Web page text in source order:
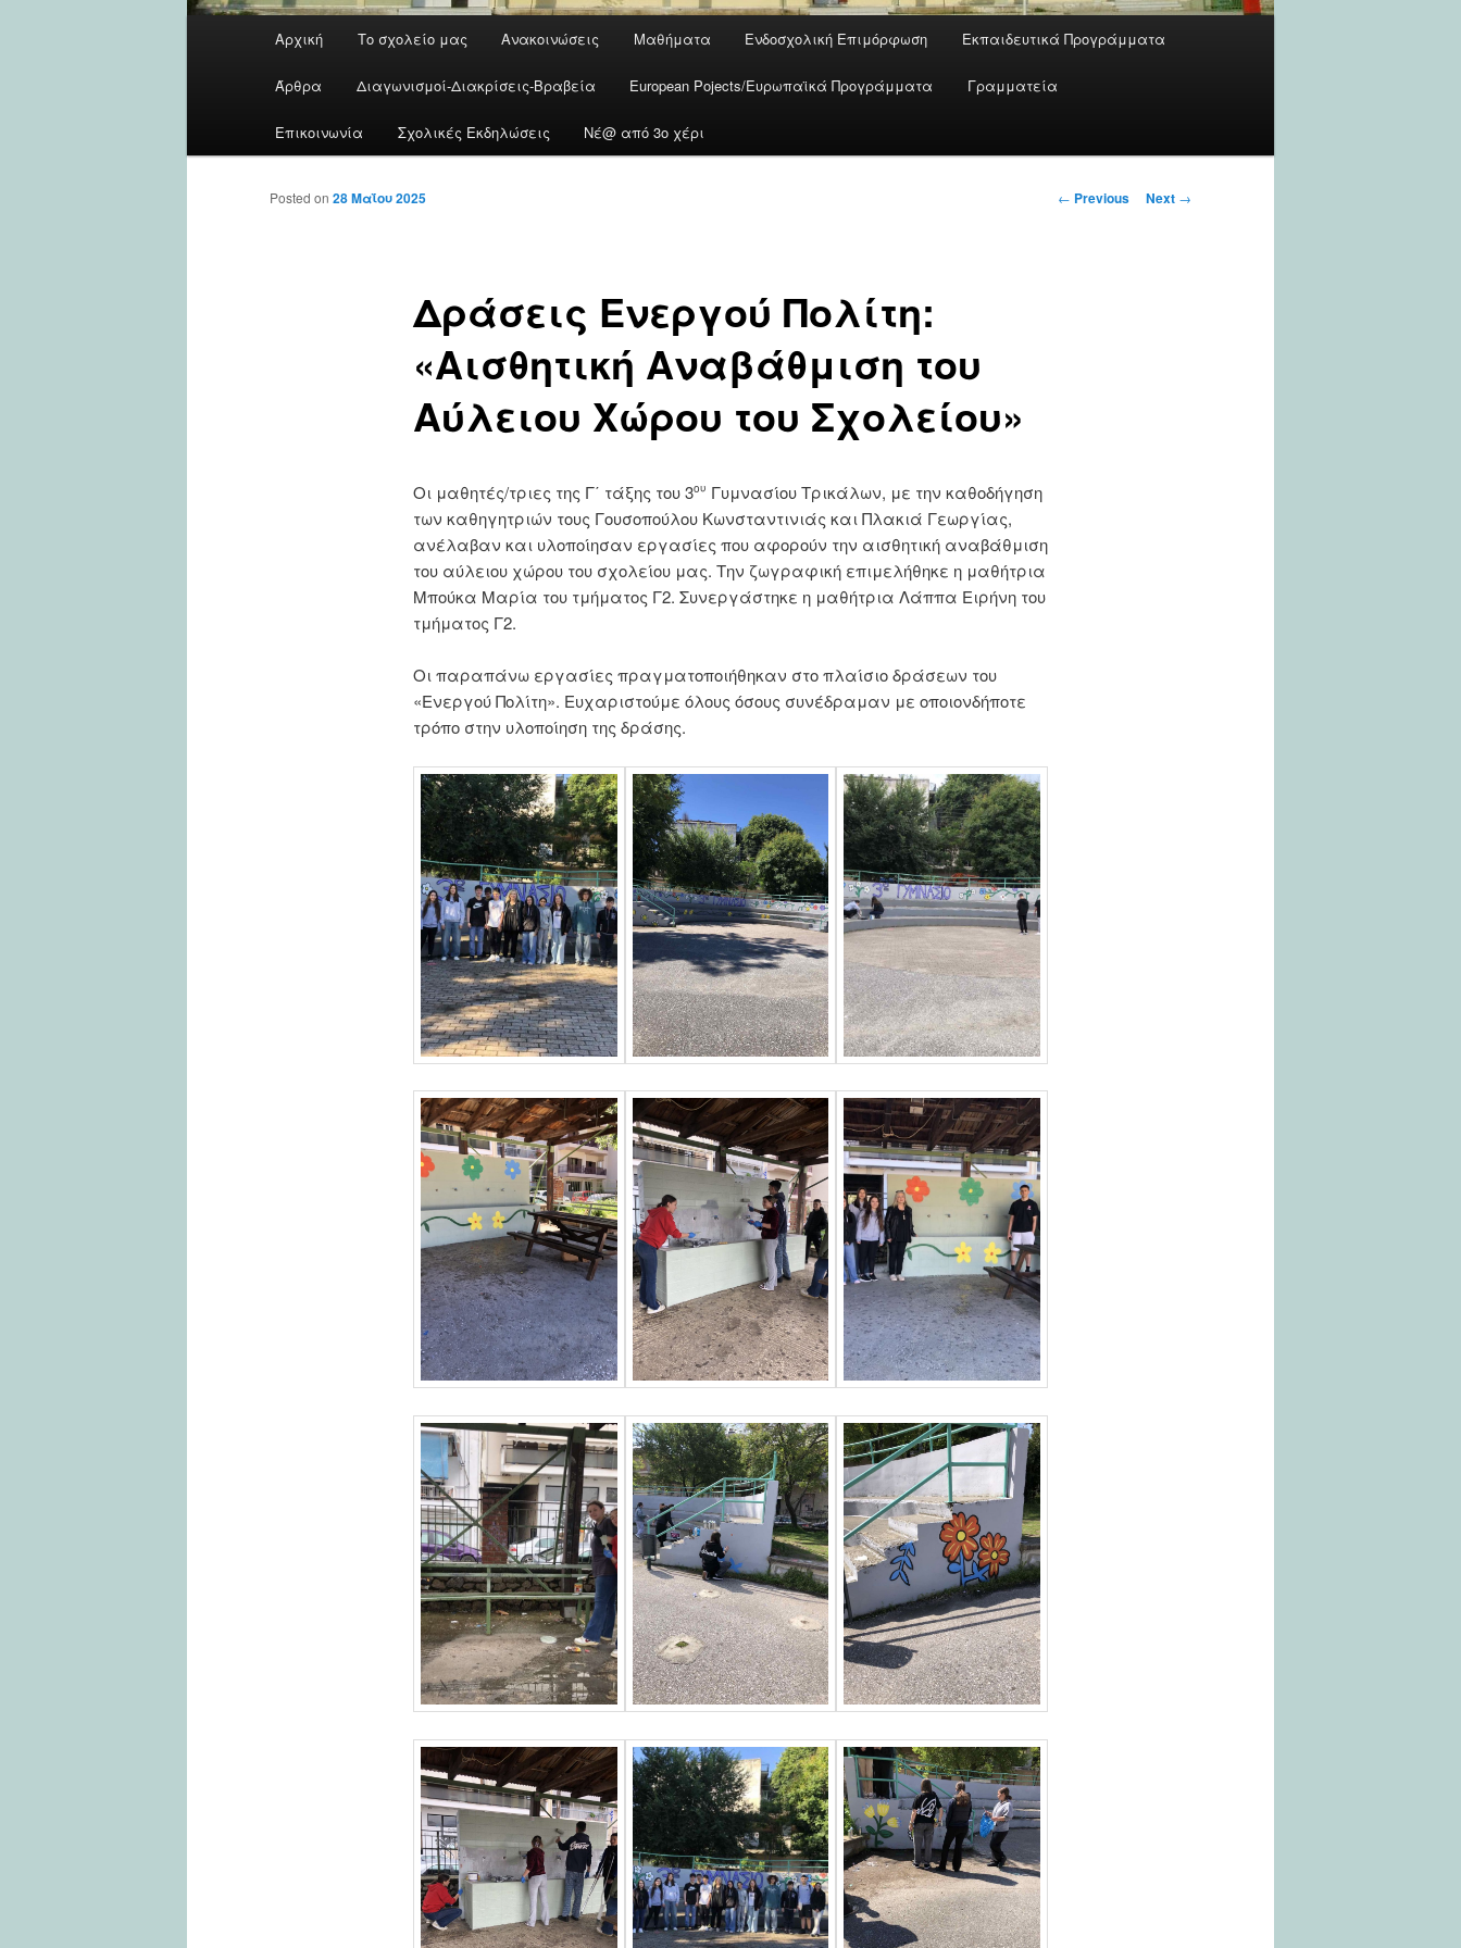
Αρχική Το σχολείο μας Ανακοινώσεις Μαθήματα Ενδοσχολική Επιμόρφωση Εκπαιδευτικά Προγράμματα
Άρθρα Διαγωνισμοί-Διακρίσεις-Βραβεία European Pojects/Ευρωπαϊκά Προγράμματα Γραμματεία
Επικοινωνία Σχολικές Εκδηλώσεις Νέ@ από 3ο χέρι
Post
← Previous Next →
Δράσεις Ενεργού Πολίτη:
«Αισθητική Αναβάθμιση του
Αύλειου Χώρου του Σχολείου»
Posted on 28 Μαΐου 2025
Οι μαθητές/τριες της Γ΄ τάξης του 3ου Γυμνασίου Τρικάλων, με την καθοδήγηση
των καθηγητριών τους Γουσοπούλου Κωνσταντινιάς και Πλακιά Γεωργίας,
ανέλαβαν και υλοποίησαν εργασίες που αφορούν την αισθητική αναβάθμιση
του αύλειου χώρου του σχολείου μας. Την ζωγραφική επιμελήθηκε η μαθήτρια
Μπούκα Μαρία του τμήματος Γ2. Συνεργάστηκε η μαθήτρια Λάππα Ειρήνη του
τμήματος Γ2.
Οι παραπάνω εργασίες πραγματοποιήθηκαν στο πλαίσιο δράσεων του
«Ενεργού Πολίτη». Ευχαριστούμε όλους όσους συνέδραμαν με οποιονδήποτε
τρόπο στην υλοποίηση της δράσης.